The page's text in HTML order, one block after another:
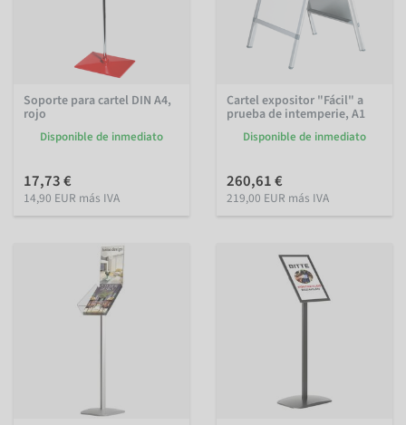
Soporte para cartel DIN A4,
rojo
Disponible de inmediato
17,73 €
14,90 EUR más IVA
Cartel expositor "Fácil" a
prueba de intemperie, A1
Disponible de inmediato
260,61 €
219,00 EUR más IVA